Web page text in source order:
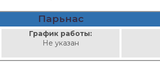
Парьнас
График работы:
Не указан